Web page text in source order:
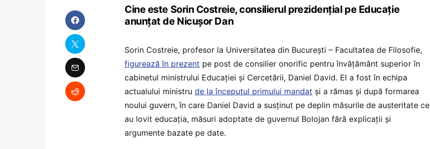
Cine este Sorin Costreie, consilierul prezidențial pe Educație
anunțat de Nicușor Dan
Sorin Costreie, profesor la Universitatea din București – Facultatea de Filosofie,
figurează în prezent pe post de consilier onorific pentru învățământ superior în
cabinetul ministrului Educației și Cercetării, Daniel David. El a fost în echipa
actualului ministru de la începutul primului mandat și a rămas și după formarea
noului guvern, în care Daniel David a susținut pe deplin măsurile de austeritate ce
au lovit educația, măsuri adoptate de guvernul Bolojan fără explicații și
argumente bazate pe date.